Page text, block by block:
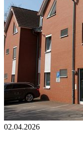
02.04.2026